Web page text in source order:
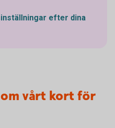
efter dina
vårt kort för